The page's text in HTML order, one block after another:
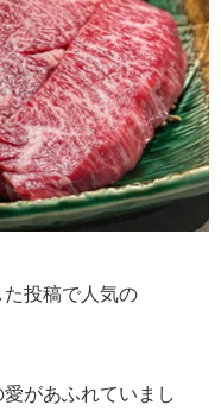
投稿で人気の
があふれていまし